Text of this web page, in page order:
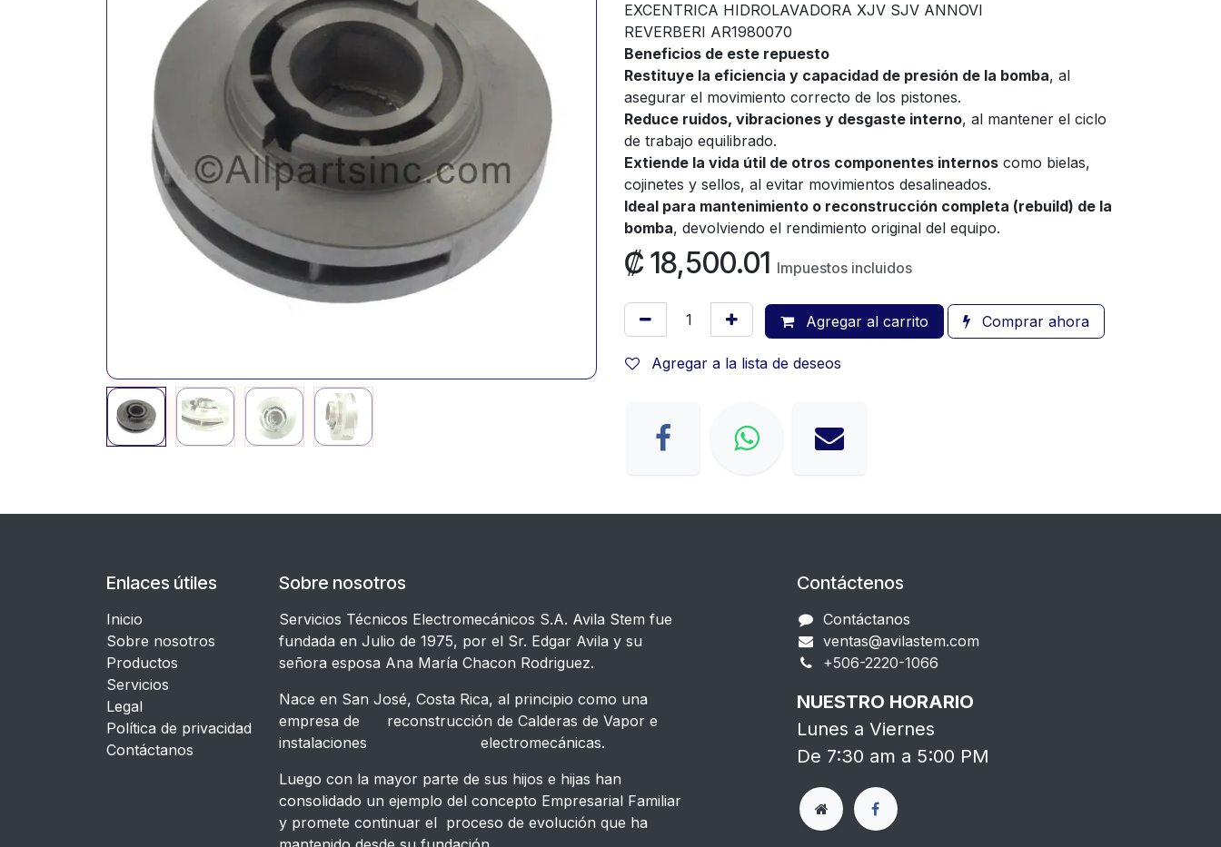
EXCENTRICA HIDROLAVADORA XJV SJV ANNOVI
REVERBERI AR1980070
Beneficios de este repuesto
Restituye la eficiencia y capacidad de presión de la bomba, al
asegurar el movimiento correcto de los pistones.
Reduce ruidos, vibraciones y desgaste interno, al mantener el ciclo
de trabajo equilibrado.
Extiende la vida útil de otros componentes internos como bielas,
cojinetes y sellos, al evitar movimientos desalineados.
Ideal para mantenimiento o reconstrucción completa (rebuild) de la
bomba, devolviendo el rendimiento original del equipo.
₡ 18,500.01 Impuestos incluidos
Agregar al carrito Comprar ahora
Agregar a la lista de deseos
Enlaces útiles
Inicio
Sobre nosotros
Productos
Servicios
Legal
​Política de privacidad
Contáctanos
Sobre nosotros
Servicios Técnicos Electromecánicos S.A. Avila Stem fue
fundada en Julio de 1975, por el Sr. Edgar Avila y su
señora esposa Ana María Chacon Rodriguez.
Nace en San José, Costa Rica, al principio como una
empresa de reconstrucción de Calderas de Vapor e
instalaciones electromecánicas.
Luego con la mayor parte de sus hijos e hijas han
consolidado un ejemplo del concepto Empresarial Familiar
y promete continuar el proceso de evolución que ha
Contáctenos
Contáctanos
ventas@avilastem.com
+506-2220-1066​
NUESTRO HORARIO
Lunes a Viernes
De 7:30 am a 5:00 PM